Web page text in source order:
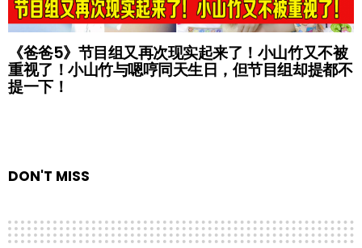
《爸爸5》节目组又再次现实起来了！小山竹又不被
重视了！小山竹与嗯哼同天生日，但节目组却提都不
提一下！
DON'T MISS